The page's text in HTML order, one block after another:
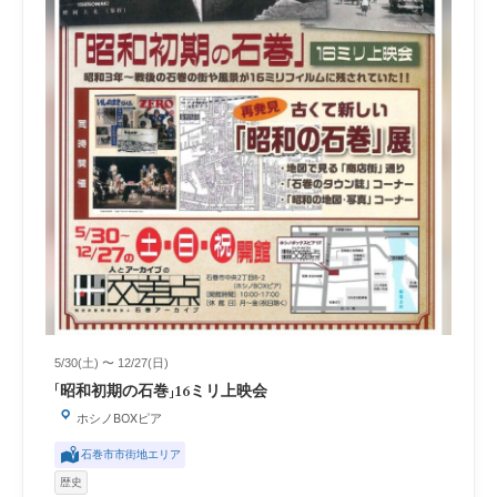
5/30(土) 〜 12/27(日)
「昭和初期の石巻」16ミリ上映会
ホシノBOXピア
石巻市市街地エリア
歴史